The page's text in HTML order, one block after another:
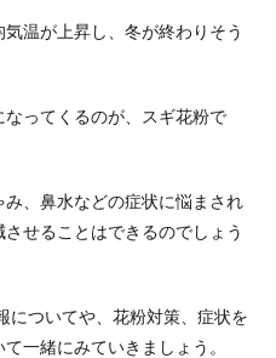
温が上昇し、冬が終わりそう
なってくるのが、スギ花粉で
、鼻水などの症状に悩まされ
せることはできるのでしょう
についてや、花粉対策、症状を
一緒にみていきましょう。